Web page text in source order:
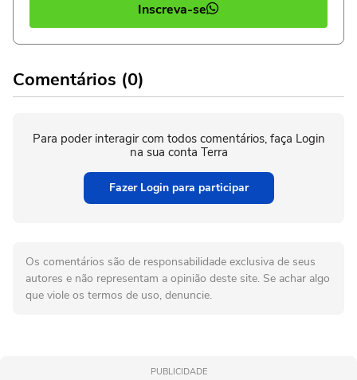
Inscreva-se
Comentários (0)
Para poder interagir com todos comentários, faça Login
na sua conta Terra
Fazer Login para participar
Os comentários são de responsabilidade exclusiva de seus
autores e não representam a opinião deste site. Se achar algo
que viole os termos de uso, denuncie.
PUBLICIDADE